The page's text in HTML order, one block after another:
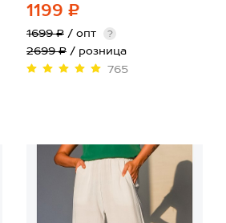
1199 ₽
1699 ₽ / опт ?
2699 ₽ / розница
765
40 42